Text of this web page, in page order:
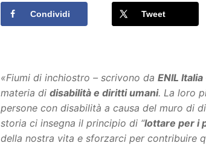
Condividi Tweet
«Fiumi di inchiostro – scrivono da ENIL Italia
materia di disabilità e diritti umani. La loro
persone con disabilità a causa del muro di
storia ci insegna il principio di “lottare per i
della nostra vita e sforzarci per contribuire